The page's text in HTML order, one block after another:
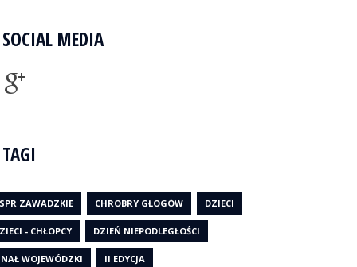
SOCIAL MEDIA
TAGI
ZAWADZKIE CHROBRY GŁOGÓW DZIECI
- CHŁOPCY DZIEŃ NIEPODLEGŁOŚCI
WOJEWÓDZKI II EDYCJA